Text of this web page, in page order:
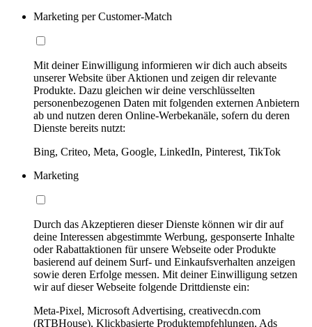
Marketing per Customer-Match
Mit deiner Einwilligung informieren wir dich auch abseits
unserer Website über Aktionen und zeigen dir relevante
Produkte. Dazu gleichen wir deine verschlüsselten
personenbezogenen Daten mit folgenden externen Anbietern
ab und nutzen deren Online-Werbekanäle, sofern du deren
Dienste bereits nutzt:
Bing, Criteo, Meta, Google, LinkedIn, Pinterest, TikTok
Marketing
Durch das Akzeptieren dieser Dienste können wir dir auf
deine Interessen abgestimmte Werbung, gesponserte Inhalte
oder Rabattaktionen für unsere Webseite oder Produkte
basierend auf deinem Surf- und Einkaufsverhalten anzeigen
sowie deren Erfolge messen. Mit deiner Einwilligung setzen
wir auf dieser Webseite folgende Drittdienste ein:
Meta-Pixel, Microsoft Advertising, creativecdn.com
(RTBHouse), Klickbasierte Produktempfehlungen, Ads